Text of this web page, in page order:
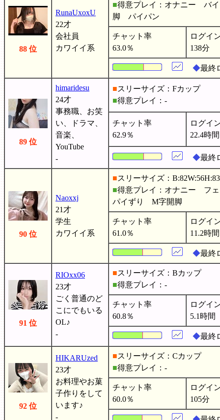
88 位
RunaUxoxU
22才
会社員
カワイイ系
■得意プレイ：オナニー
脚 パイパン
チャット率
63.0％
ログイ
138分
◆最終
89 位
himaridesu
24才
事務職、お笑
い、ドラマ、
音楽、
YouTube
-
■スリーサイズ：Fカップ
■得意プレイ：-
チャット率
62.9％
ログイ
22.4時間
◆最終
90 位
Naoxxj
21才
学生
カワイイ系
■スリーサイズ：B:82W:56H:83
■得意プレイ：オナニー
パイずり M字開脚
チャット率
61.0％
ログイ
11.2時間
◆最終
91 位
RIOxx06
23才
ごく普通のど
こにでもいる
OL♪
-
■スリーサイズ：Bカップ
■得意プレイ：-
チャット率
60.8％
ログイ
5.1時間
◆最終
92 位
HIKARUzed
23才
お料理やお菓
子作りをして
います♪
-
■スリーサイズ：Cカップ
■得意プレイ：-
チャット率
60.0％
ログイ
105分